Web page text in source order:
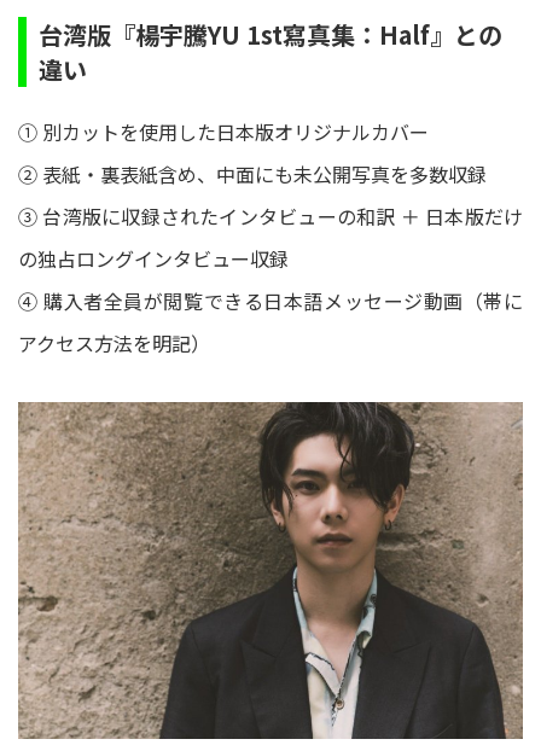
台湾版『楊宇騰YU 1st寫真集：Half』との
違い
① 別カットを使用した日本版オリジナルカバー
② 表紙・裏表紙含め、中面にも未公開写真を多数収録
③ 台湾版に収録されたインタビューの和訳 ＋ 日本版だけ
の独占ロングインタビュー収録
④ 購入者全員が閲覧できる日本語メッセージ動画（帯に
アクセス方法を明記）